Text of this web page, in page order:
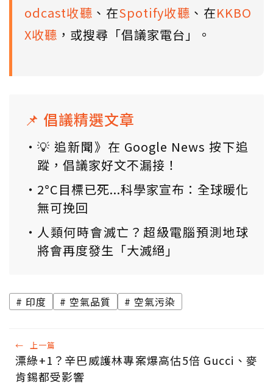
odcast收聽 、在Spotify收聽 、在KKBO
X收聽 ，或搜尋「倡議家電台」。
📌 倡議精選文章
💡 追新聞》在 Google News 按下追
蹤，倡議家好文不漏接！
2°C目標已死...科學家宣布：全球暖化
無可挽回
人類何時會滅亡？超級電腦預測地球
將會再度發生「大滅絕」
印度 空氣品質 空氣污染
← 上一篇
漂綠+1？辛巴威護林專案爆高估5倍 Gucci、麥
肯錫都受影響